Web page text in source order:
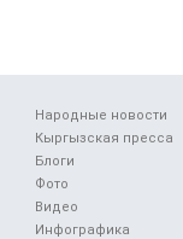
Народные новости
Кыргызская пресса
Блоги
Фото
Видео
Инфографика